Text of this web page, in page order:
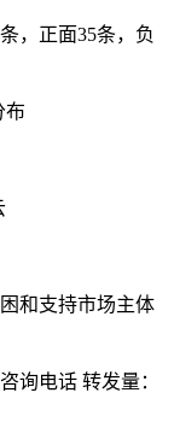
，正面35条，负
和支持市场主体
询电话 转发量：